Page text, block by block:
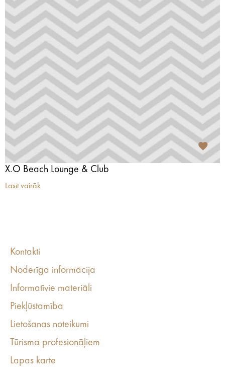
X.O Beach Lounge & Club
Lasīt vairāk
Kontakti
Noderīga informācija
Informatīvie materiāli
Piekļūstamība
Lietošanas noteikumi
Tūrisma profesionāļiem
Lapas karte